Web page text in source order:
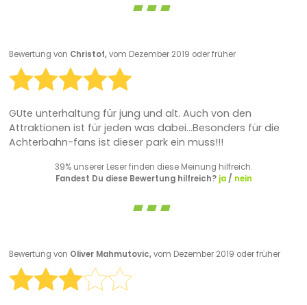
Bewertung von Christof,vom Dezember 2019 oder früher
GUte unterhaltung für jung und alt. Auch von den
Attraktionen ist für jeden was dabei...Besonders für die
Achterbahn-fans ist dieser park ein muss!!!
39% unserer Leser finden diese Meinung hilfreich.
Fandest Du diese Bewertung hilfreich? ja/ nein
Bewertung von Oliver Mahmutovic,vom Dezember 2019 oder früher